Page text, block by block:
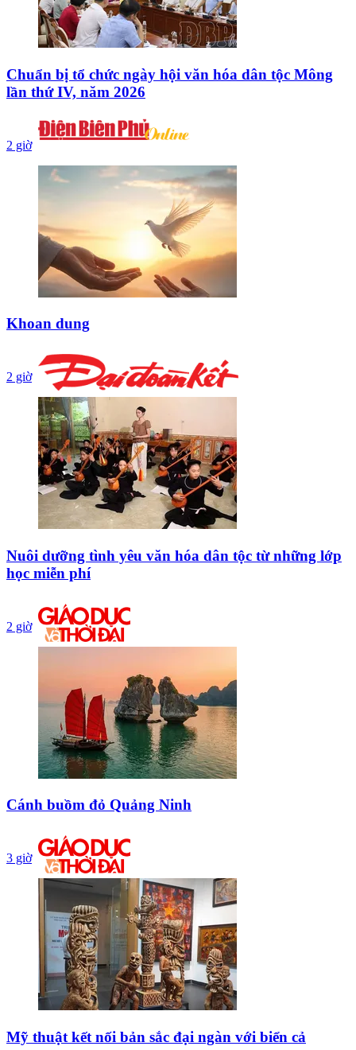
Chuẩn bị tổ chức ngày hội văn hóa dân tộc Mông
lần thứ IV, năm 2026
2 giờ
Khoan dung
2 giờ
Nuôi dưỡng tình yêu văn hóa dân tộc từ những lớp
học miễn phí
2 giờ
Cánh buồm đỏ Quảng Ninh
3 giờ
Mỹ thuật kết nối bản sắc đại ngàn với biển cả